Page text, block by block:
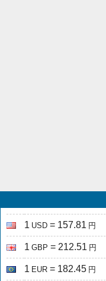
1 USD = 157.81 円
1 GBP = 212.51 円
1 EUR = 182.45 円